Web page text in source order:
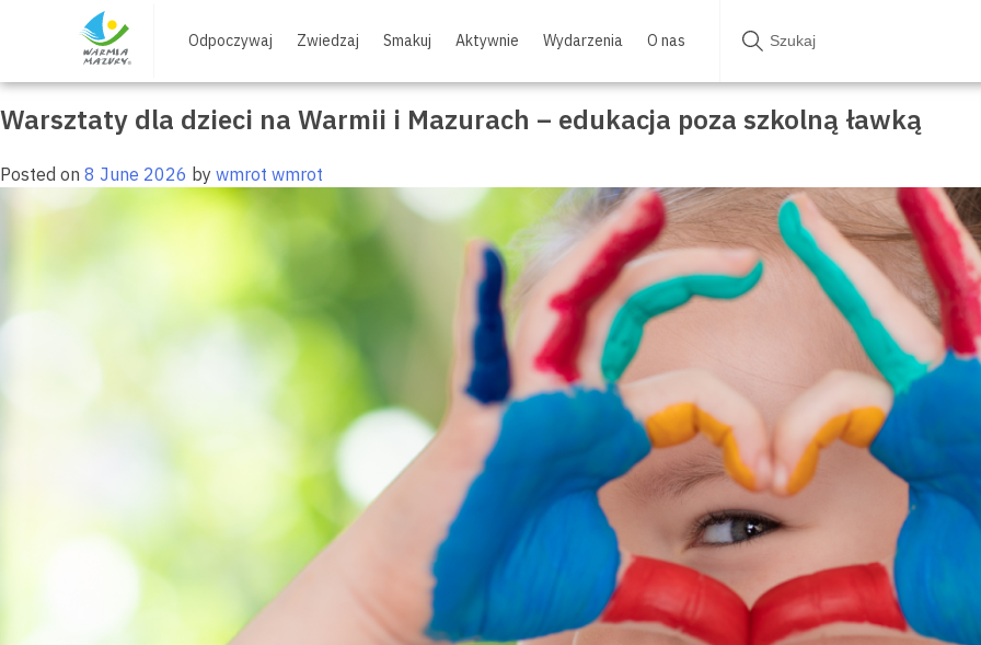
Odpoczywaj Zwiedzaj Smakuj Aktywnie Wydarzenia O nas
Na Weekend
Warsztaty dla dzieci na Warmii i Mazurach – edukacja poza szkolną ławką
Posted on 8 June 2026 by wmrot wmrot